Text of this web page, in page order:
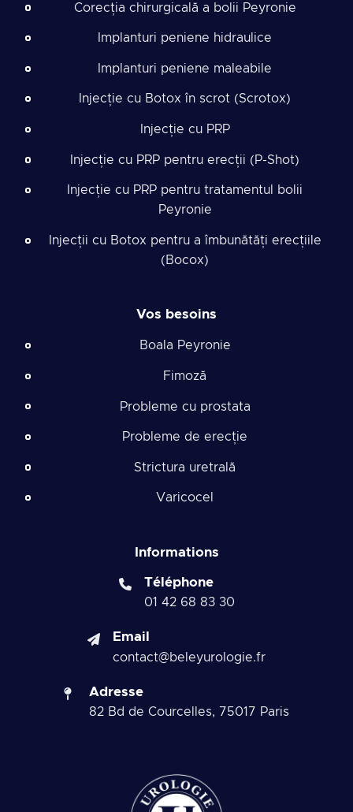
Corecția chirurgicală a bolii Peyronie
Implanturi peniene hidraulice
Implanturi peniene maleabile
Injecție cu Botox în scrot (Scrotox)
Injecție cu PRP
Injecție cu PRP pentru erecții (P-Shot)
Injecție cu PRP pentru tratamentul bolii
Peyronie
Injecții cu Botox pentru a îmbunătăți erecțiile
(Bocox)
Vos besoins
Boala Peyronie
Fimoză
Probleme cu prostata
Probleme de erecție
Strictura uretrală
Varicocel
Informations
Téléphone
01 42 68 83 30
Email
contact@beleyurologie.fr
Adresse
82 Bd de Courcelles, 75017 Paris